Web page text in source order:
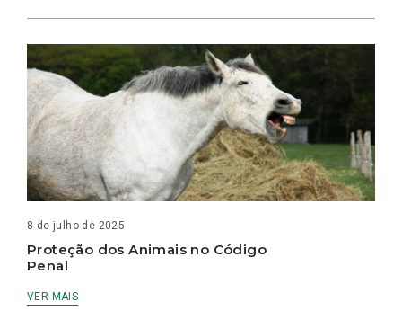
8 de julho de 2025
Proteção dos Animais no Código
Penal
VER MAIS